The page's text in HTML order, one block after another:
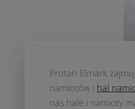
Protan Elmark
namiotów i hal
nas hale i namioty